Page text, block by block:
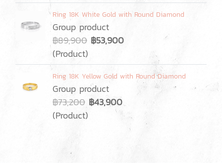
Ring 18K White Gold with Round Diamond
Group product
฿89,900 ฿53,900
(Product)
Ring 18K Yellow Gold with Round Diamond
Group product
฿73,200 ฿43,900
(Product)